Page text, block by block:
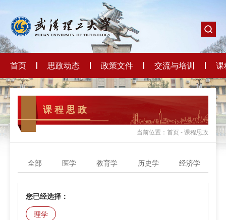
首页 思政动态 政策文件 交流与培训 课
课 程 思 政
当前位置：首页 - 课程思政
全部 医学 教育学 历史学 经济学
您已经选择：
理学